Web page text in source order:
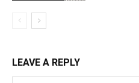
LEAVE A REPLY